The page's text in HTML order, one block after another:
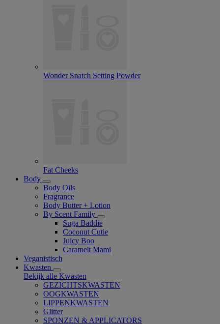
Wonder Snatch Setting Powder
Fat Cheeks
Body
Body Oils
Fragrance
Body Butter + Lotion
By Scent Family
Suga Baddie
Coconut Cutie
Juicy Boo
Caramelt Mami
Veganistisch
Kwasten
Bekijk alle Kwasten
GEZICHTSKWASTEN
OOGKWASTEN
LIPPENKWASTEN
Glitter
SPONZEN & APPLICATORS